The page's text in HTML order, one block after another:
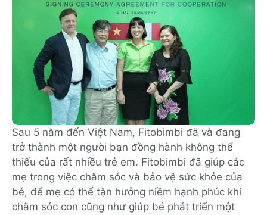
Sau 5 năm đến Việt Nam, Fitobimbi đã và đang
trở thành một người bạn đồng hành không thể
thiếu của rất nhiều trẻ em. Fitobimbi đã giúp các
mẹ trong việc chăm sóc và bảo vệ sức khỏe của
bé, để mẹ có thể tận hưởng niềm hạnh phúc khi
chăm sóc con cũng như giúp bé phát triển một